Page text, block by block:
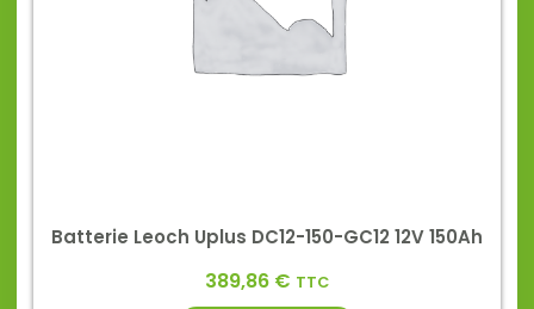
Batterie Leoch Uplus DC12-150-GC12 12V 150Ah
389,86 € TTC